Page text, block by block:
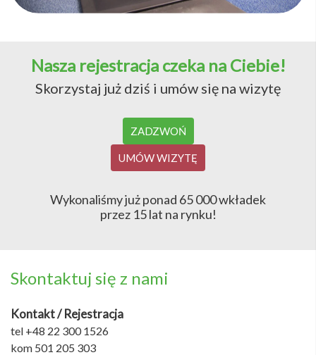
Nasza rejestracja czeka na Ciebie!
Skorzystaj już dziś i umów się na wizytę
ZADZWOŃ
UMÓW WIZYTĘ
Wykonaliśmy już ponad 65 000 wkładek
przez 15 lat na rynku!
Skontaktuj się z nami
Kontakt / Rejestracja
tel +48 22 300 1526
kom 501 205 303